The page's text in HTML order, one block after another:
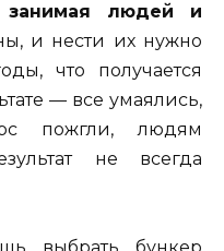
занимая людей и
и нести их нужно
что получается
— все умаялись,
пожгли, людям
не всегда